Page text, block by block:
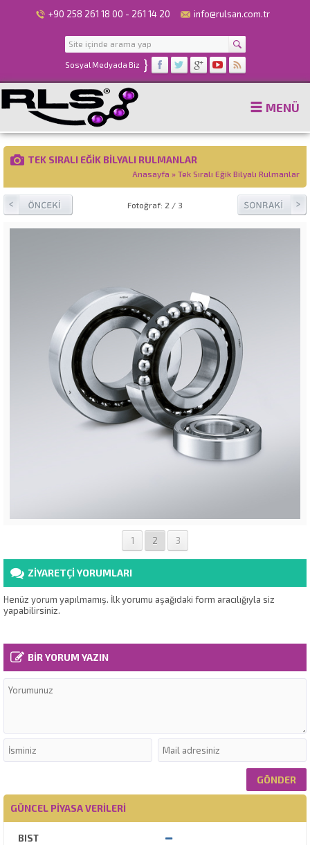
+90 258 261 18 00 - 261 14 20 info@rulsan.com.tr
Sosyal Medyada Biz }
MENÜ
TEK SIRALI EĞIK BILYALI RULMANLAR
Anasayfa » Tek Sıralı Eğik Bilyalı Rulmanlar
Fotoğraf: 2 / 3
1 2 3
ZİYARETÇİ YORUMLARI
Henüz yorum yapılmamış. İlk yorumu aşağıdaki form aracılığıyla siz
yapabilirsiniz.
BİR YORUM YAZIN
GÜNCEL PIYASA VERILERI
BIST